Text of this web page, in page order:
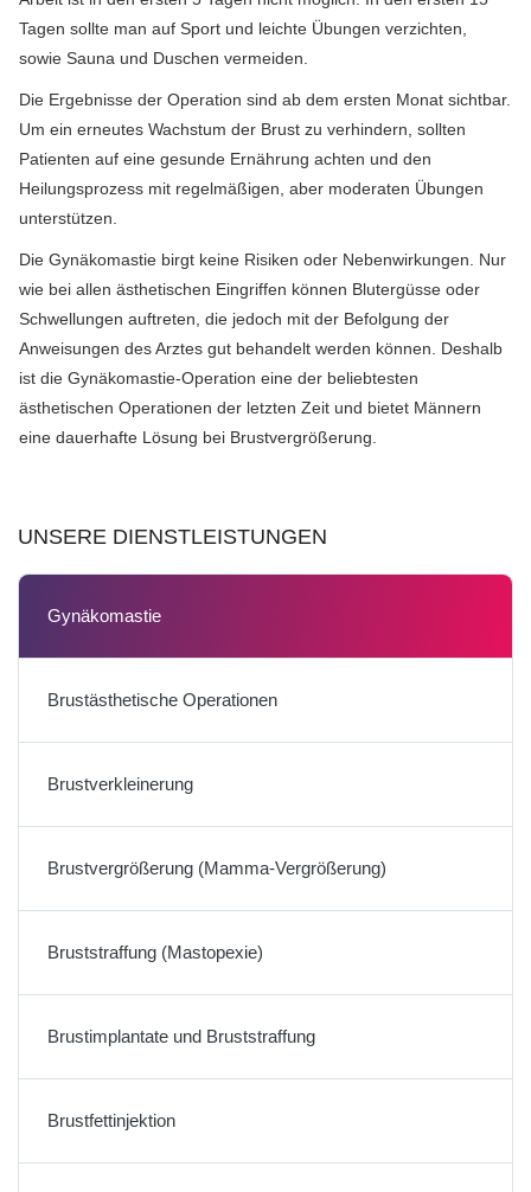
UNSERE DIENSTLEISTUNGEN
Gynäkomastie
Brustästhetische Operationen
Brustverkleinerung
Brustvergrößerung (Mamma-Vergrößerung)
Bruststraffung (Mastopexie)
Brustimplantate und Bruststraffung
Brustfettinjektion
Tagen sollte man auf Sport und leichte Übungen verzichten,
sowie Sauna und Duschen vermeiden.
Die Ergebnisse der Operation sind ab dem ersten Monat sichtbar.
Um ein erneutes Wachstum der Brust zu verhindern, sollten
Patienten auf eine gesunde Ernährung achten und den
Heilungsprozess mit regelmäßigen, aber moderaten Übungen
unterstützen.
Die Gynäkomastie birgt keine Risiken oder Nebenwirkungen. Nur
wie bei allen ästhetischen Eingriffen können Blutergüsse oder
Schwellungen auftreten, die jedoch mit der Befolgung der
Anweisungen des Arztes gut behandelt werden können. Deshalb
ist die Gynäkomastie-Operation eine der beliebtesten
ästhetischen Operationen der letzten Zeit und bietet Männern
eine dauerhafte Lösung bei Brustvergrößerung.